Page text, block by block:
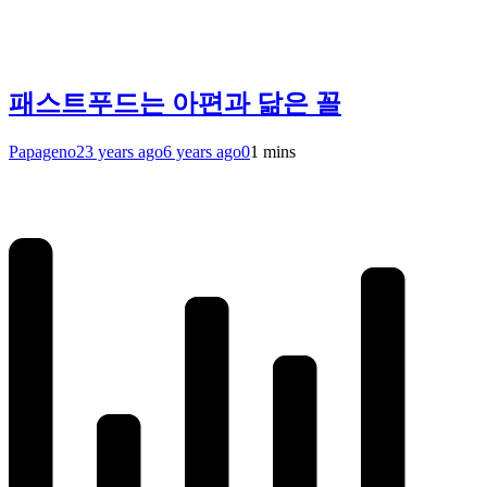
패스트푸드는 아편과 닮은 꼴
Papageno23 years ago6 years ago01 mins